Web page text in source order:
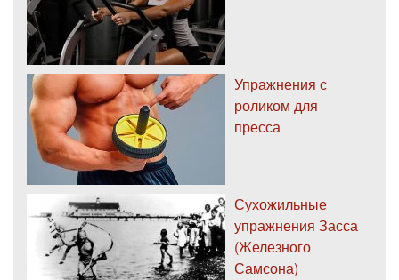
Упражнения с
роликом для
пресса
Сухожильные
упражнения Засса
(Железного
Самсона)